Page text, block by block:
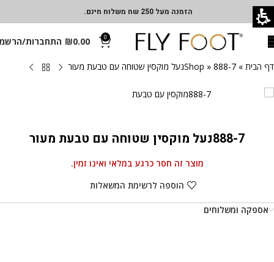
הזמנה מעל 250 שח משלוח חינם.
0
₪0.00 התחברות/
דף הבית »
Shop » 888-7נעל מוקסין שטוחה עם טבעת מעור
888-7נעל מוקסין שטוחה עם טבעת מעור
מוצר זה חסר כרגע במלאי ואינו זמין.
הוספה לרשימת המשאלות
אספקה ומשלוחים